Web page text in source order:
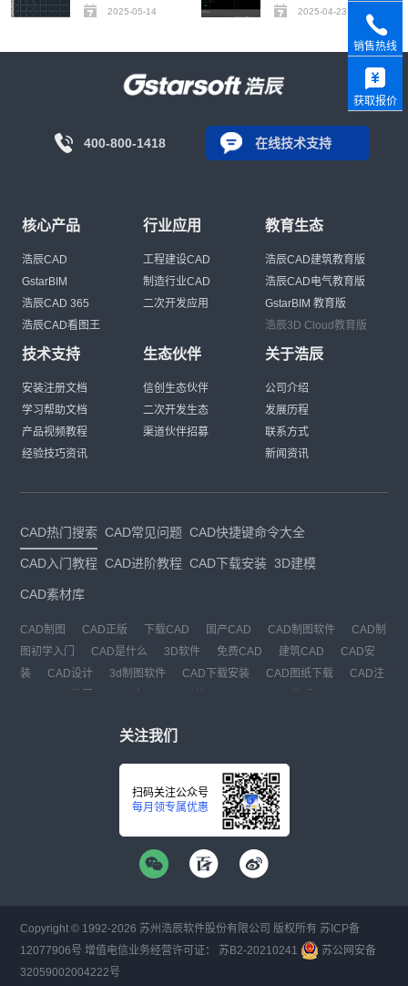
2025-05-14 2025-04-23
400-800-1418 在线技术支持
核心产品
浩辰CAD
GstarBIM
浩辰CAD 365
浩辰CAD看图王
行业应用
工程建设CAD
制造行业CAD
二次开发应用
教育生态
浩辰CAD建筑教育版
浩辰CAD电气教育版
GstarBIM 教育版
浩辰3D Cloud教育版
技术支持
安装注册文档
学习帮助文档
产品视频教程
经验技巧资讯
生态伙伴
信创生态伙伴
二次开发生态
渠道伙伴招募
关于浩辰
公司介绍
发展历程
联系方式
新闻资讯
CAD热门搜索 CAD常见问题 CAD快捷键命令大全
CAD入门教程 CAD进阶教程 CAD下载安装 3D建模
CAD素材库
CAD制图 CAD正版 下载CAD 国产CAD CAD制图软件
CAD制
图初学入门
CAD是什么 3D软件 免费CAD 建筑CAD
CAD安
装
CAD设计 3d制图软件 CAD下载安装 CAD图纸下载
CAD注
关注我们
扫码关注公众号
每月领专属优惠
Copyright © 1992-2026 苏州浩辰软件股份有限公司 版权所有 苏ICP备
12077906号 增值电信业务经营许可证： 苏B2-20210241
苏公网安备
32059002004222号
销售热线
获取报价